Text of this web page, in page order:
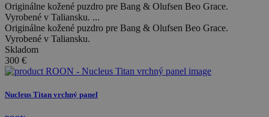
Originálne kožené puzdro pre Bang & Olufsen Beo Grace.
Vyrobené v Taliansku. ...
Originálne kožené puzdro pre Bang & Olufsen Beo Grace.
Vyrobené v Taliansku.
Skladom
300 €
Nucleus Titan vrchný panel